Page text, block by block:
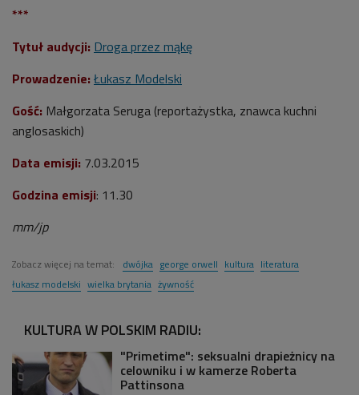
***
Tytuł audycji: Droga przez mąkę
Prowadzenie: Łukasz Modelski
Gość: Małgorzata Seruga (reportażystka, znawca kuchni
anglosaskich)
Data emisji: 7.03.2015
Godzina emisji: 11.30
mm/jp
Zobacz więcej na temat: dwójka george orwell kultura literatura
łukasz modelski wielka brytania żywność
KULTURA W POLSKIM RADIU:
"Primetime": seksualni drapieżnicy na
celowniku i w kamerze Roberta
Pattinsona